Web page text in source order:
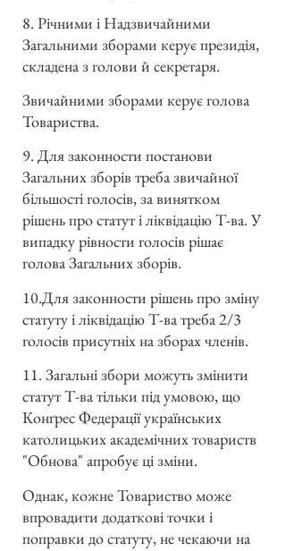
8. Річними і Надзвичайними
Загальними зборами керує президія,
складена з голови й секретаря.
Звичайними зборами керує голова
Товариства.
9. Для законности постанови
Загальних зборів треба звичайної
більшості голосів, за винятком
рішень про статут і ліквідацію Т-ва. У
випадку рівности голосів рішає
голова Загальних зборів.
10.Для законности рішень про зміну
статуту і ліквідацію Т-ва треба 2/3
голосів присутніх на зборах членів.
11. Загальні збори можуть змінити
статут Т-ва тільки під умовою, що
Конґрес Федерації українських
католицьких академічних товариств
"Обнова" апробує ці зміни.
Однак, кожне Товариство може
впровадити додаткові точки і
поправки до статуту, не чекаючи на